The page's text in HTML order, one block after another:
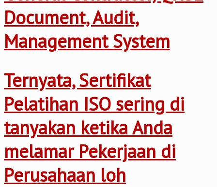
Document, Audit,
Management System
Ternyata, Sertifikat
Pelatihan ISO sering di
tanyakan ketika Anda
melamar Pekerjaan di
Perusahaan loh